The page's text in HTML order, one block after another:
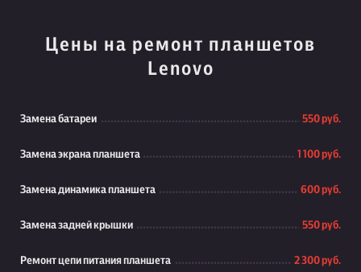
Цены на ремонт планшетов
Lenovo
Замена батареи 550 руб.
Замена экрана планшета 1 100 руб.
Замена динамика планшета 600 руб.
Замена задней крышки 550 руб.
Ремонт цепи питания планшета 2 300 руб.